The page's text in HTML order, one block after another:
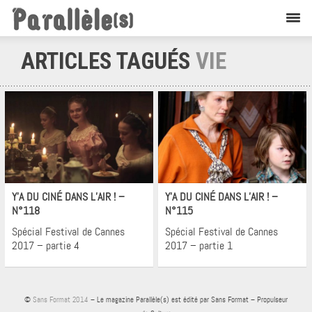
ARTICLES TAGUÉS VIE
Cinéma
Y’A DU CINÉ DANS L’AIR ! –
N°118
Spécial Festival de Cannes
2017 – partie 4
Cinéma
Y’A DU CINÉ DANS L’AIR ! –
N°115
Spécial Festival de Cannes
2017 – partie 1
© Sans Format 2014 – Le magazine Parallèle(s) est édité par Sans Format – Propulseur